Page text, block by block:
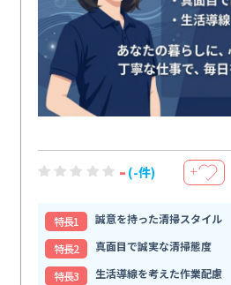
- (-件) ＋
特⻑1
誠意を持った清掃スタイル
特⻑2
真面目で誠実な清掃態度
特⻑3
生活導線を考えた作業配慮